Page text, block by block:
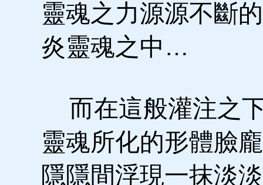
靈魂之力源源不斷
炎靈魂之中…
而在這般灌注之
靈魂所化的形體臉
隱隱間浮現一抹淡